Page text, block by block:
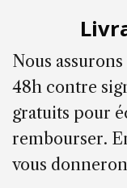
Nous
48h contre
gratuits pour
rembourser.
vous